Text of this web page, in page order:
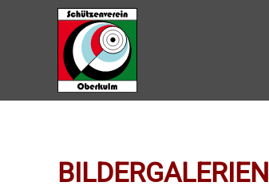
Zum Hauptinhalt springen
BILDERGALERIEN